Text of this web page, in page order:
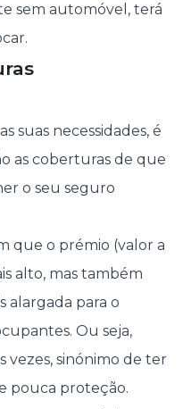
sem automóvel, terá
suas necessidades, é
as coberturas de que
o seu seguro
que o prémio (valor a
alto, mas também
alargada para o
Ou seja,
vezes, sinónimo de ter
pouca proteção.